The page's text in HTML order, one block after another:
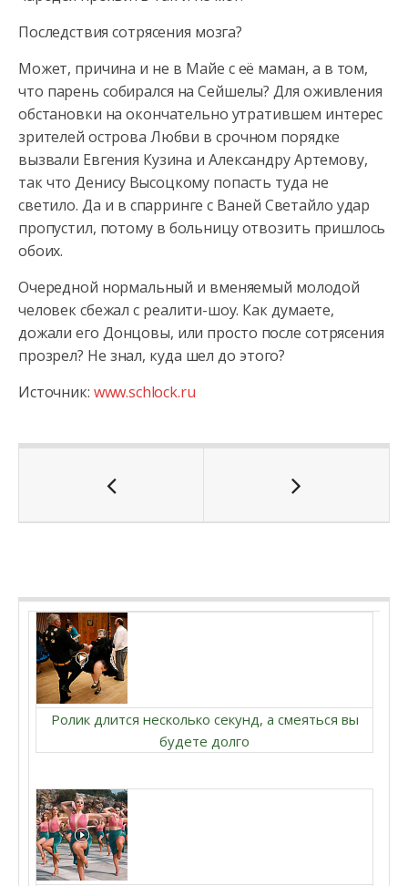
Последствия сотрясения мозга?
Может, причина и не в Майе с её маман, а в том,
что парень собирался на Сейшелы? Для оживления
обстановки на окончательно утратившем интерес
зрителей острова Любви в срочном порядке
вызвали Евгения Кузина и Александру Артемову,
так что Денису Высоцкому попасть туда не
светило. Да и в спарринге с Ваней Светайло удар
пропустил, потому в больницу отвозить пришлось
обоих.
Очередной нормальный и вменяемый молодой
человек сбежал с реалити-шоу. Как думаете,
дожали его Донцовы, или просто после сотрясения
прозрел? Не знал, куда шел до этого?
Источник: www.schlock.ru
Ролик длится несколько секунд, а смеяться вы
будете долго